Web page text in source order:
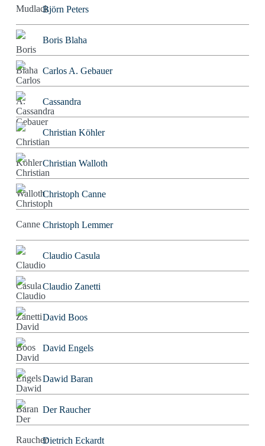
Björn Peters
Boris Blaha
Carlos A. Gebauer
Cassandra
Christian Köhler
Christian Walloth
Christoph Canne
Christoph Lemmer
Claudio Casula
Claudio Zanetti
David Boos
David Engels
Dawid Baran
Der Raucher
Dietrich Eckardt